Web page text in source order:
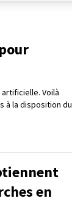
Voilà
à la disposition du
en